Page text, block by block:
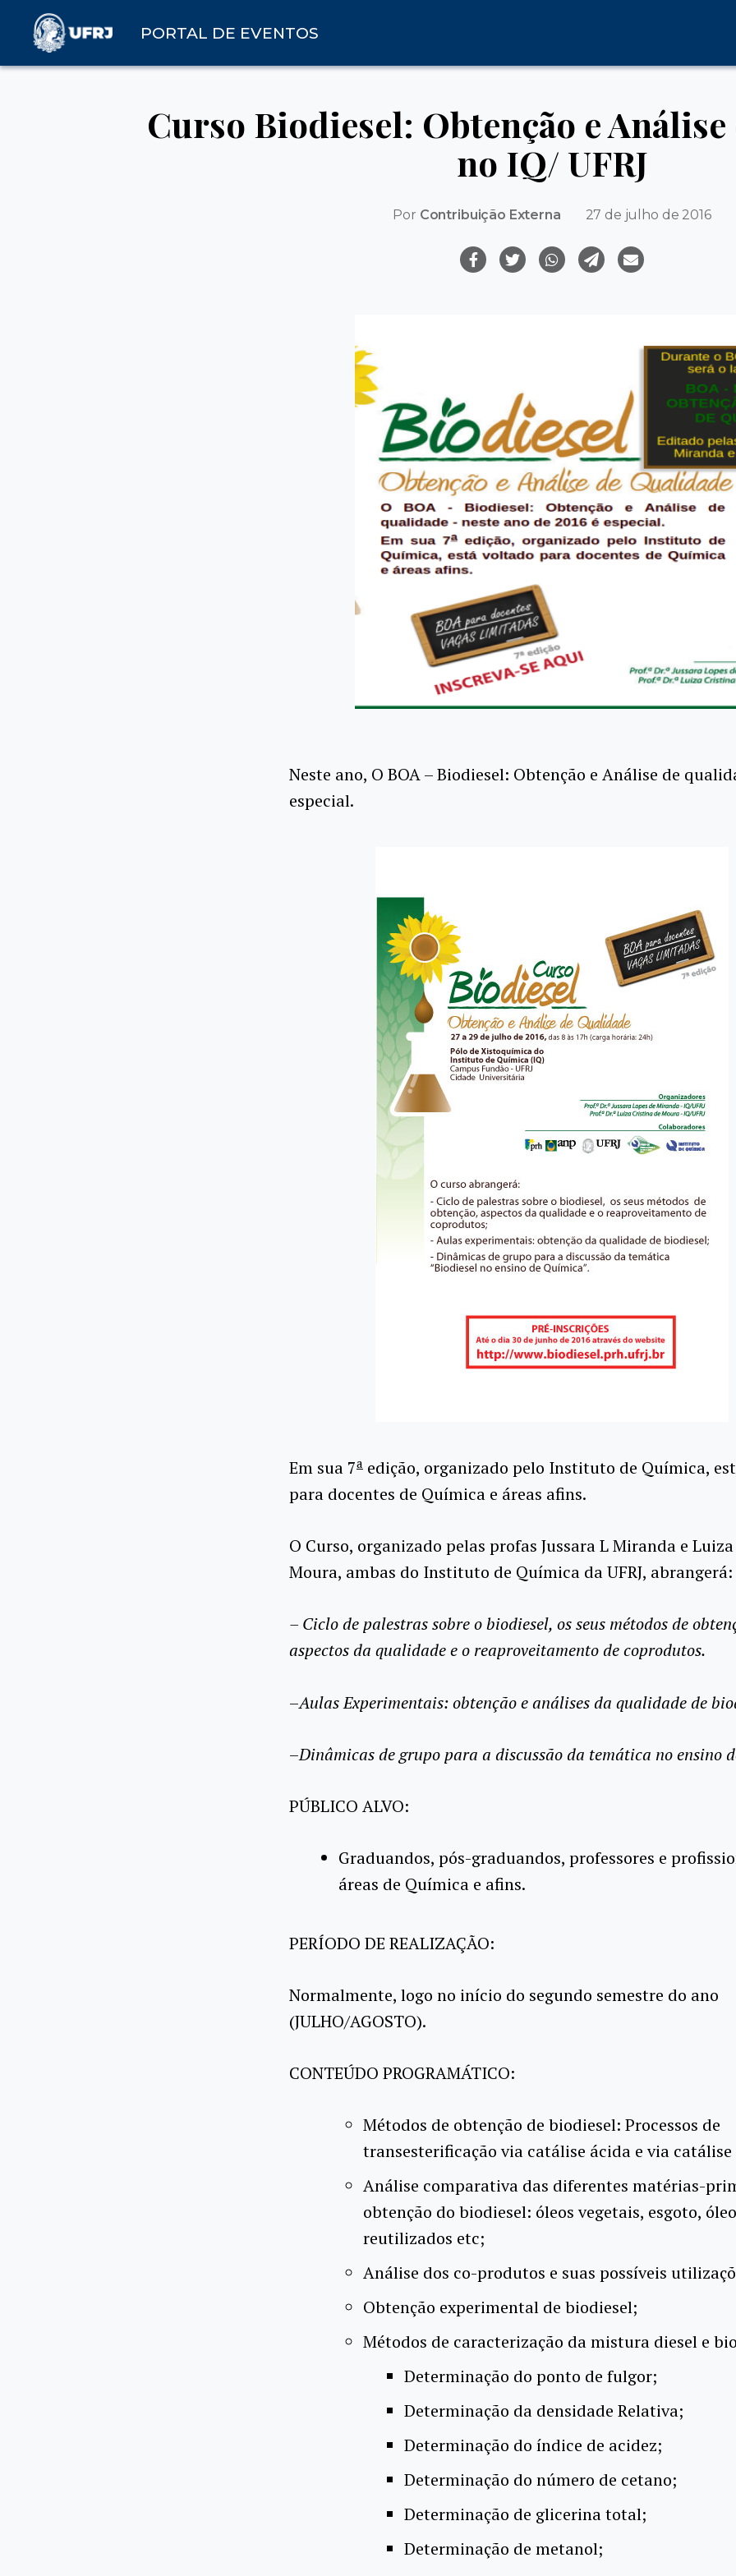
PORTAL DE EVENTOS
Curso Biodiesel: Obtenção e
no IQ/ UFRJ
Por Contribuição Externa 27 de julho de 2016
Neste ano, O BOA – Biodiesel: Obtenção e Análise de
especial.
Em sua 7a edição, organizado pelo Instituto de Química,
para docentes de Química e áreas afins.
O Curso, organizado pelas profas Jussara L Miranda e Luiza
Moura, ambas do Instituto de Química da UFRJ, abrangerá:
– Ciclo de palestras sobre o biodiesel, os seus métodos de
aspectos da qualidade e o reaproveitamento de coprodutos.
–Aulas Experimentais: obtenção e análises da qualidade de
–Dinâmicas de grupo para a discussão da temática no ensino
PÚBLICO ALVO:
Graduandos, pós-graduandos, professores e
áreas de Química e afins.
PERÍODO DE REALIZAÇÃO:
Normalmente, logo no início do segundo semestre do ano
(JULHO/AGOSTO).
CONTEÚDO PROGRAMÁTICO:
Métodos de obtenção de biodiesel: Processos de
transesterificação via catálise ácida e via catálise
Análise comparativa das diferentes matérias-
obtenção do biodiesel: óleos vegetais, esgoto,
reutilizados etc;
Análise dos co-produtos e suas possíveis
Obtenção experimental de biodiesel;
Métodos de caracterização da mistura diesel e
Determinação do ponto de fulgor;
Determinação da densidade Relativa;
Determinação do índice de acidez;
Determinação do número de cetano;
Determinação de glicerina total;
Determinação de metanol;